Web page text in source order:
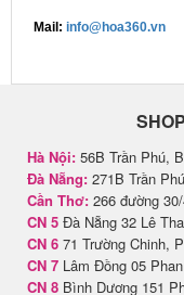
Mail: info@hoa360.vn
Hà Nội: 56B Trần Phú,
Đà Nẵng: 271B Trần
Cần Thơ: 266 đường
CN 5 Đà Nẵng 32 Lê
CN 6 71 Trường Chinh,
CN 7 Lâm Đồng 05
CN 8 Bình Dương 151